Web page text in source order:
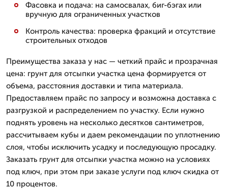
Фасовка и подача: на самосвалах, биг-бэгах или
вручную для ограниченных участков
Контроль качества: проверка фракций и отсутствие
строительных отходов
Преимущества заказа у нас — четкий прайс и прозрачная
цена: грунт для отсыпки участка цена формируется от
объема, расстояния доставки и типа материала.
Предоставляем прайс по запросу и возможна доставка с
разгрузкой и распределением по участку. Если нужно
поднять уровень на несколько десятков сантиметров,
рассчитываем кубы и даем рекомендации по уплотнению
слоя, чтобы исключить усадку и последующую просадку.
Заказать грунт для отсыпки участка можно на условиях
под ключ, при этом при заказе услуги под ключ скидка от
10 процентов.